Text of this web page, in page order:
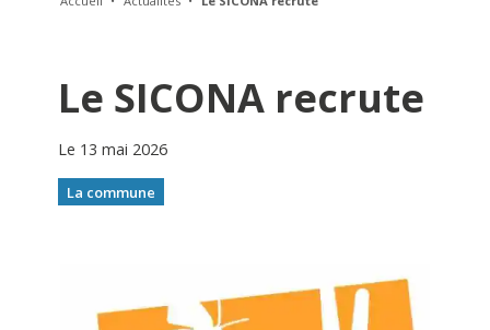
Le SICONA recrute
Le 13 mai 2026
La commune